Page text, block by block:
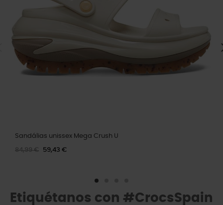
Sandálias unissex Mega Crush U
84,99 € 59,43 €
Etiquétanos con #CrocsSpain